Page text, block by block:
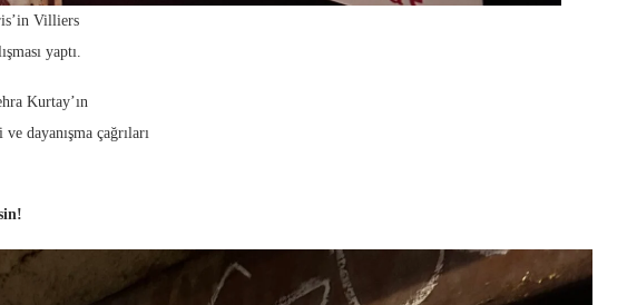
Villiers
yaptı.
Kurtay’ın
dayanışma çağrıları